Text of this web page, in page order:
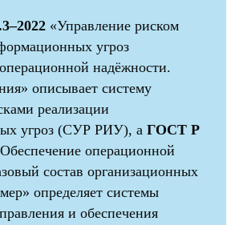
«Управление риском
угроз
надёжности.
описывает систему
реализации
угроз (СУР РИУ), а ГОСТ Р
операционной
состав организационных
определяет системы
и обеспечения